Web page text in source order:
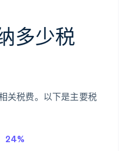
多少税
关税费。以下是主要税
24%